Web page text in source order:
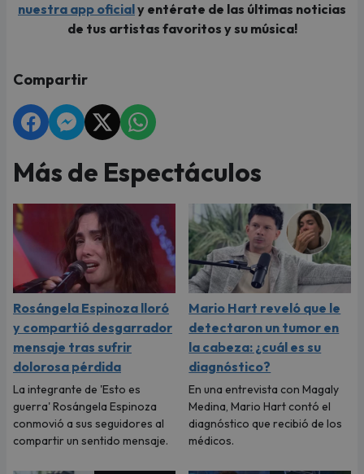
nuestra app oficialy entérate de las últimas noticias
de tus artistas favoritos y su música!
Compartir
Más de Espectáculos
Rosángela Espinoza lloró
y compartió desgarrador
mensaje tras sufrir
dolorosa pérdida
La integrante de 'Esto es
guerra' Rosángela Espinoza
conmovió a sus seguidores al
compartir un sentido mensaje.
Mario Hart reveló que le
detectaron un tumor en
la cabeza: ¿cuál es su
diagnóstico?
En una entrevista con Magaly
Medina, Mario Hart contó el
diagnóstico que recibió de los
médicos.